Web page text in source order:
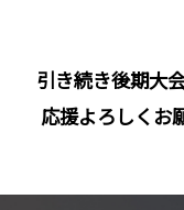
２回戦
引き続き後期大
応援よろしくお